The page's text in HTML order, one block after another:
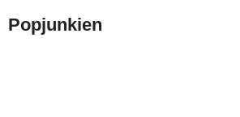
Popjunkien